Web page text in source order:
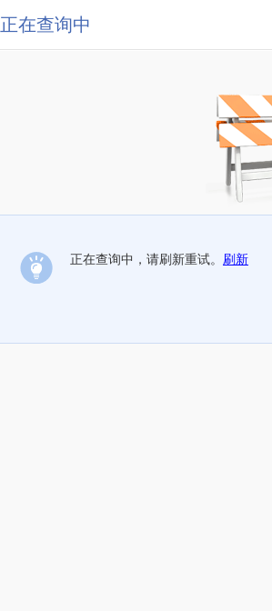
正在查询中
正在查询中，请刷新重试。 刷新